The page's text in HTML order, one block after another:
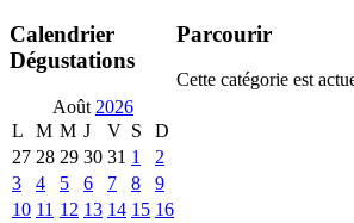
Calendrier
Dégustations
Août 2026
L
M M J V S
D
27 28 29 30 31 1
2
3
4 5 6 7 8
9
10 11 12 13 14 15 16
Parcourir
Cette catégorie est